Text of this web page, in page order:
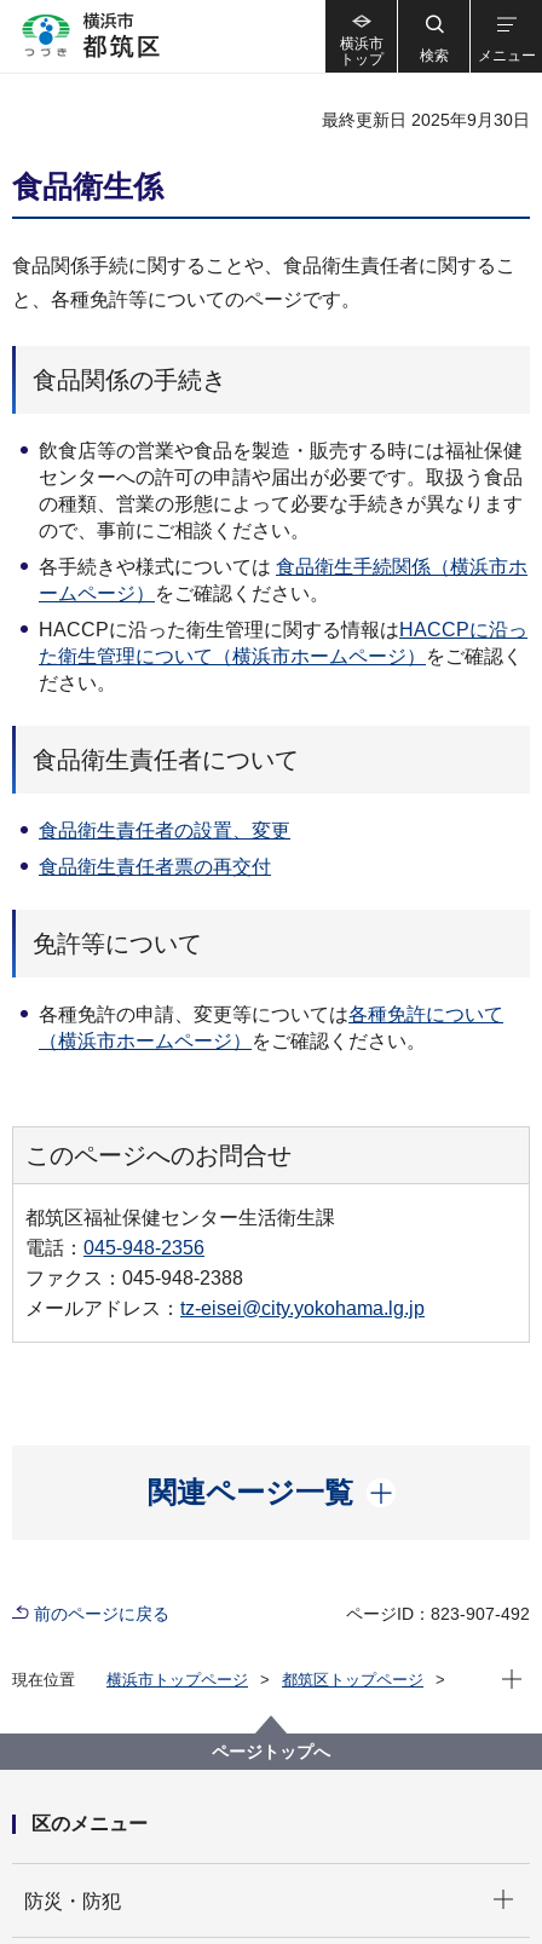
横浜市
トップ
検索 メニュー
最終更新日 2025年9月30日
食品衛生係
食品関係手続に関することや、食品衛生責任者に関するこ
と、各種免許等についてのページです。
食品関係の手続き
飲食店等の営業や食品を製造・販売する時には福祉保健
センターへの許可の申請や届出が必要です。取扱う食品
の種類、営業の形態によって必要な手続きが異なります
ので、事前にご相談ください。
各手続きや様式については 食品衛生手続関係（横浜市ホ
ームページ）
をご確認ください。
HACCPに沿った衛生管理に関する情報はHACCPに沿っ
た衛生管理について（横浜市ホームページ）
をご確認く
ださい。
食品衛生責任者について
食品衛生責任者の設置、変更
食品衛生責任者票の再交付
免許等について
各種免許の申請、変更等については各種免許について
（横浜市ホームページ）
をご確認ください。
このページへのお問合せ
都筑区福祉保健センター生活衛生課
電話： 045-948-2356
ファクス：045-948-2388
メールアドレス： tz-eisei@city.yokohama.lg.jp
関連ページ一覧
開く
前のページに戻る ページID：823-907-492
現在位置 横浜市トップページ
都筑区トップページ
現在
ページトップへ
区のメニュー
防災・防犯